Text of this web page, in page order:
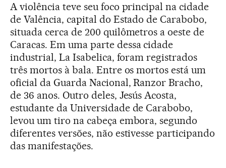
A violência teve seu foco principal na cidade
de Valência, capital do Estado de Carabobo,
situada cerca de 200 quilômetros a oeste de
Caracas. Em uma parte dessa cidade
industrial, La Isabelica, foram registrados
três mortos à bala. Entre os mortos está um
oficial da Guarda Nacional, Ranzor Bracho,
de 36 anos. Outro deles, Jesús Acosta,
estudante da Universidade de Carabobo,
levou um tiro na cabeça embora, segundo
diferentes versões, não estivesse participando
das manifestações.